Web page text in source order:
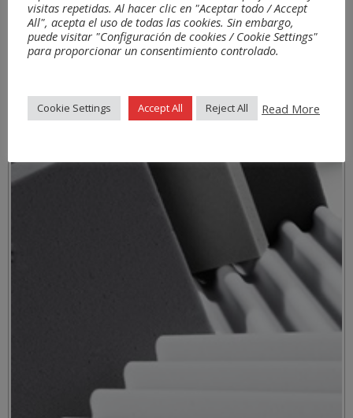
Materiales
visitas repetidas. Al hacer clic en "Aceptar todo / Accept
All", acepta el uso de todas las cookies. Sin embargo,
puede visitar "Configuración de cookies / Cookie Settings"
para proporcionar un consentimiento controlado.
Cookie Settings Accept All Reject All Read More